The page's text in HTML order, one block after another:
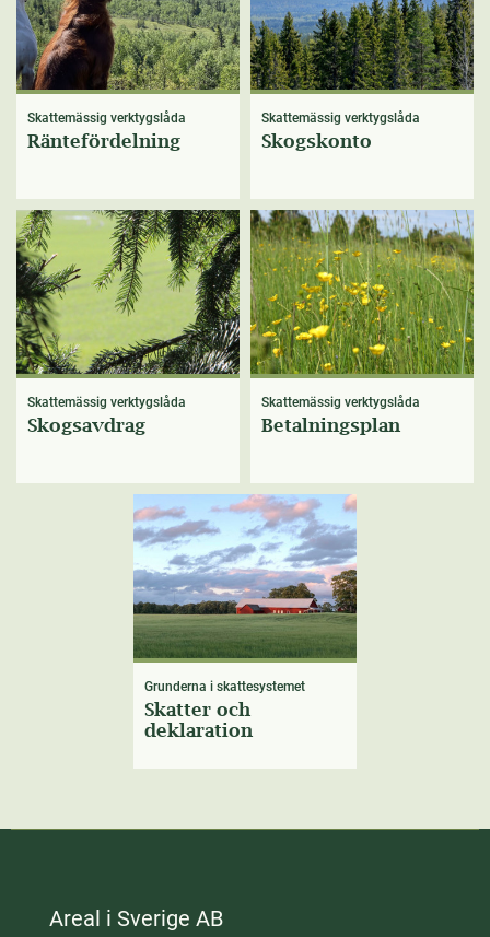
Skattemässig verktygslåda
Räntefördelning
Skattemässig verktygslåda
Skogskonto
Skattemässig verktygslåda
Skogsavdrag
Skattemässig verktygslåda
Betalningsplan
Grunderna i skattesystemet
Skatter och
deklaration
Areal i Sverige AB